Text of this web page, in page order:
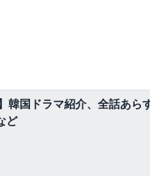
韓国ドラマ紹介、全話あら
ど